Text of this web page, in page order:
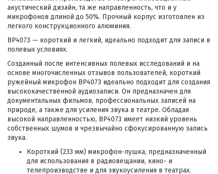
акустический дизайн, та же направленность, что и у
микрофонов длиной до 50%. Прочный корпус изготовлен из
легкого конструкционного алюминия.
BP4073 — короткий и легкий, идеально подходит для записи в
полевых условиях.
Созданный после интенсивных полевых исследований и на
основе многочисленных отзывов пользователей, короткий
ружейный микрофон BP4073 идеально подходит для создания
высококачественной аудиозаписи. Он предназначен для
документальных фильмов, профессиональных записей на
природе, а также для усиления звука в театре. Обладая
высокой направленностью, BP4073 имеет низкий уровень
собственных шумов и чрезвычайно сфокусированную запись
звука.
Короткий (233 мм) микрофон-пушка, предназначенный
для использования в радиовещании, кино- и
телепроизводстве и для звукоусиления в театрах.